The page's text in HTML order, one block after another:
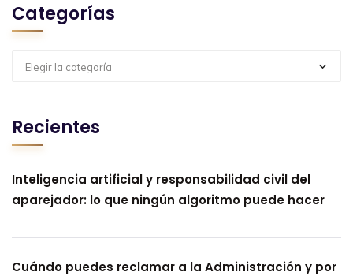
Categorías
Elegir la categoría
Recientes
Inteligencia artificial y responsabilidad civil del
aparejador: lo que ningún algoritmo puede hacer
Cuándo puedes reclamar a la Administración y por